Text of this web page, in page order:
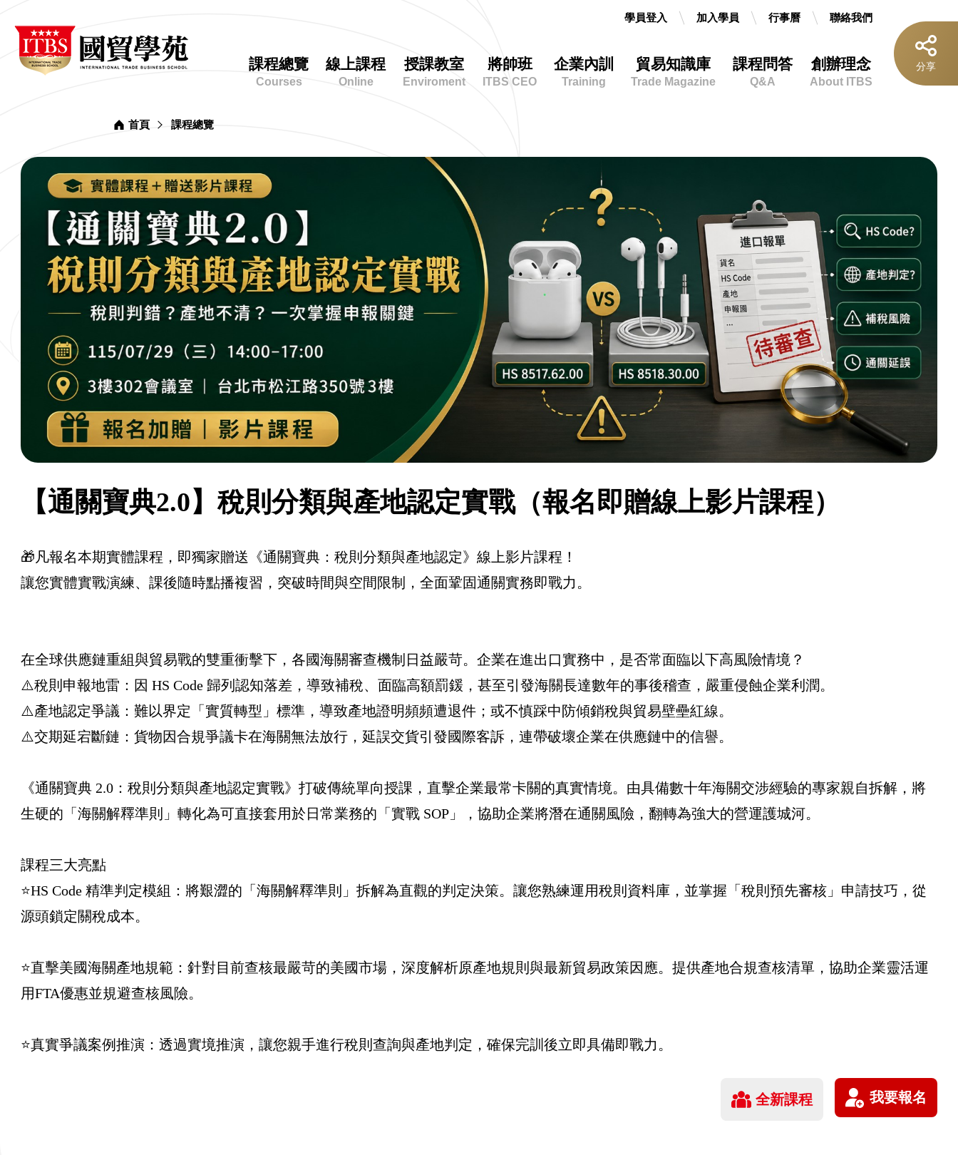
北
進
出
學員登入 加入學員 行事曆 聯絡我們
ITBS
國
貿
學
單
課程總覽
Courses
線上課程
Online
授課教室
Enviroment
將帥班
ITBS CEO
企業內訓
Training
貿易知識庫
Trade Magazine
課程問答
Q&A
創辦理念
About ITBS
分享按
首頁 課程總覽
【通關寶典2.0】稅則分類與產地認定實戰（報名即贈線上影片課程）
🎁凡報名本期實體課程，即獨家贈送《通關寶典：稅則分類與產地認定》線上影片課程！
讓您實體實戰演練、課後隨時點播複習，突破時間與空間限制，全面鞏固通關實務即戰力。
在全球供應鏈重組與貿易戰的雙重衝擊下，各國海關審查機制日益嚴苛。企業在進出口實務中，是否常面臨以下高風險情境？
⚠️稅則申報地雷：因 HS Code 歸列認知落差，導致補稅、面臨高額罰鍰，甚至引發海關長達數年的事後稽查，嚴重侵蝕企業利潤。
⚠️產地認定爭議：難以界定「實質轉型」標準，導致產地證明頻頻遭退件；或不慎踩中防傾銷稅與貿易壁壘紅線。
⚠️交期延宕斷鏈：貨物因合規爭議卡在海關無法放行，延誤交貨引發國際客訴，連帶破壞企業在供應鏈中的信譽。
《通關寶典 2.0：稅則分類與產地認定實戰》打破傳統單向授課，直擊企業最常卡關的真實情境。由具備數十年海關交涉經驗的專家親自拆解，將
生硬的「海關解釋準則」轉化為可直接套用於日常業務的「實戰 SOP」，協助企業將潛在通關風險，翻轉為強大的營運護城河。
課程三大亮點
⭐HS Code 精準判定模組：將艱澀的「海關解釋準則」拆解為直觀的判定決策。讓您熟練運用稅則資料庫，並掌握「稅則預先審核」申請技巧，從
源頭鎖定關稅成本。
⭐直擊美國海關產地規範：針對目前查核最嚴苛的美國市場，深度解析原產地規則與最新貿易政策因應。提供產地合規查核清單，協助企業靈活運
用FTA優惠並規避查核風險。
⭐真實爭議案例推演：透過實境推演，讓您親手進行稅則查詢與產地判定，確保完訓後立即具備即戰力。
全新課程